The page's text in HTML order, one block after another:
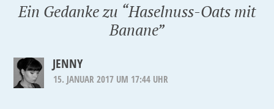
Ein Gedanke zu “Haselnuss-Oats mit
Banane”
JENNY
15. JANUAR 2017 UM 17:44 UHR